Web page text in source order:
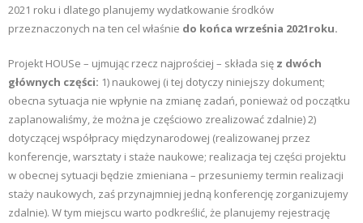
2021 roku i dlatego planujemy wydatkowanie środków
przeznaczonych na ten cel właśnie do końca września 2021roku.
Projekt HOUSe – ujmując rzecz najprościej – składa się z dwóch
głównych części: 1) naukowej (i tej dotyczy niniejszy dokument;
obecna sytuacja nie wpłynie na zmianę zadań, ponieważ od początku
zaplanowaliśmy, że można je częściowo zrealizować zdalnie) 2)
dotyczącej współpracy międzynarodowej (realizowanej przez
konferencje, warsztaty i staże naukowe; realizacja tej części projektu
w obecnej sytuacji będzie zmieniana – przesuniemy termin realizacji
staży naukowych, zaś przynajmniej jedną konferencję zorganizujemy
zdalnie). W tym miejscu warto podkreślić, że planujemy rejestrację